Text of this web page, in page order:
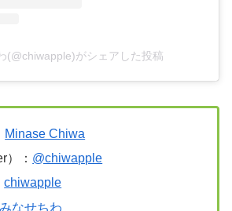
(@chiwapple)がシェアした投稿
Minase Chiwa
）： @chiwapple
chiwapple
みなせちわ